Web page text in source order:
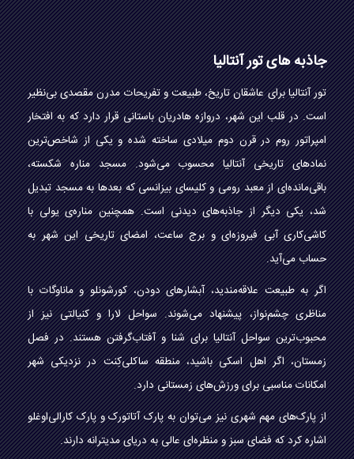
جاذبه های تور آنتالیا
تور آنتالیا برای عاشقان تاریخ، طبیعت و تفریحات مدرن مقصدی بی‌نظیر
است. در قلب این شهر، دروازه هادریان باستانی قرار دارد که به افتخار
امپراتور روم در قرن دوم میلادی ساخته شده و یکی از شاخص‌ترین
نمادهای تاریخی آنتالیا محسوب می‌شود. مسجد مناره شکسته،
باقی‌مانده‌ای از معبد رومی و کلیسای بیزانسی که بعدها به مسجد تبدیل
شد، یکی دیگر از جاذبه‌های دیدنی است. همچنین مناره‌ی یولی با
کاشی‌کاری آبی فیروزه‌ای و برج ساعت، امضای تاریخی این شهر به
حساب می‌آید.
اگر به طبیعت علاقه‌مندید، آبشارهای دودن، کورشونلو و ماناوگات با
مناظری چشم‌نواز، پیشنهاد می‌شوند. سواحل لارا و کنیالتی نیز از
محبوب‌ترین سواحل آنتالیا برای شنا و آفتاب‌گرفتن هستند. در فصل
زمستان، اگر اهل اسکی باشید، منطقه ساکلی‌کِنت در نزدیکی شهر
امکانات مناسبی برای ورزش‌های زمستانی دارد.
از پارک‌های مهم شهری نیز می‌توان به پارک آتاتورک و پارک کارالی‌اوغلو
اشاره کرد که فضای سبز و منظره‌ای عالی به دریای مدیترانه دارند.